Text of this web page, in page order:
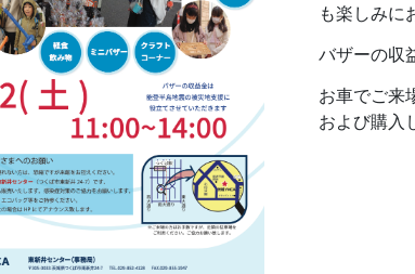
も楽しみに
バザーの収
お車でご来
および購入